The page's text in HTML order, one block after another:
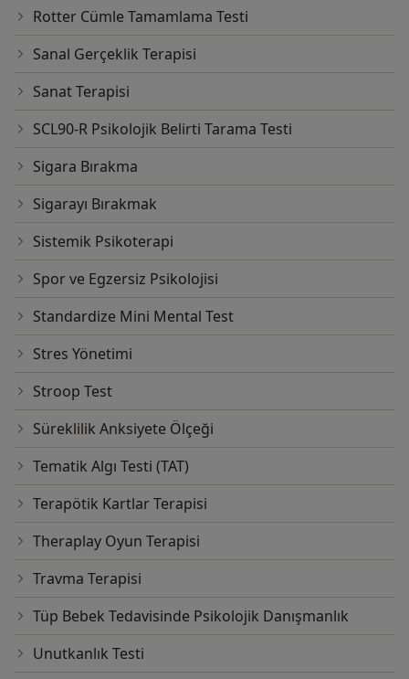
Rotter Cümle Tamamlama Testi
Sanal Gerçeklik Terapisi
Sanat Terapisi
SCL90-R Psikolojik Belirti Tarama Testi
Sigara Bırakma
Sigarayı Bırakmak
Sistemik Psikoterapi
Spor ve Egzersiz Psikolojisi
Standardize Mini Mental Test
Stres Yönetimi
Stroop Test
Süreklilik Anksiyete Ölçeği
Tematik Algı Testi (TAT)
Terapötik Kartlar Terapisi
Theraplay Oyun Terapisi
Travma Terapisi
Tüp Bebek Tedavisinde Psikolojik Danışmanlık
Unutkanlık Testi